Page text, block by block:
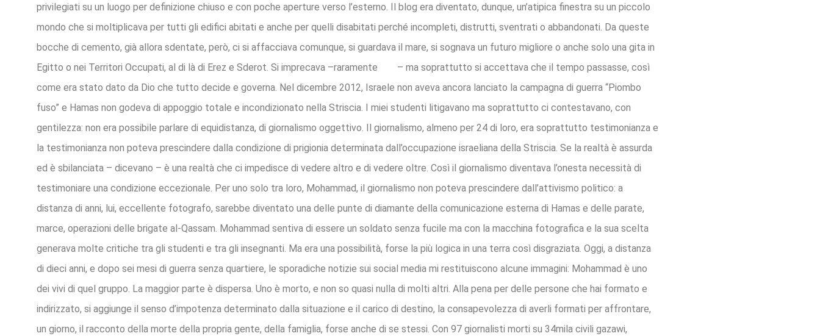
privilegiati su un luogo per definizione chiuso e con poche aperture verso l’esterno. Il blog era diventato, dunque, un’atipica finestra su un piccolo
mondo che si moltiplicava per tutti gli edifici abitati e anche per quelli disabitati perché incompleti, distrutti, sventrati o abbandonati. Da queste
bocche di cemento, già allora sdentate, però, ci si affacciava comunque, si guardava il mare, si sognava un futuro migliore o anche solo una gita in
Egitto o nei Territori Occupati, al di là di Erez e Sderot. Si imprecava –raramente
– ma soprattutto si accettava che il tempo passasse, così
come era stato dato da Dio che tutto decide e governa. Nel dicembre 2012, Israele non aveva ancora lanciato la campagna di guerra “Piombo
fuso” e Hamas non godeva di appoggio totale e incondizionato nella Striscia. I miei studenti litigavano ma soprattutto ci contestavano, con
gentilezza: non era possibile parlare di equidistanza, di giornalismo oggettivo. Il giornalismo, almeno per 24 di loro, era soprattutto testimonianza e
la testimonianza non poteva prescindere dalla condizione di prigionia determinata dall’occupazione israeliana della Striscia. Se la realtà è assurda
ed è sbilanciata – dicevano – è una realtà che ci impedisce di vedere altro e di vedere oltre. Così il giornalismo diventava l’onesta necessità di
testimoniare una condizione eccezionale. Per uno solo tra loro, Mohammad, il giornalismo non poteva prescindere dall’attivismo politico: a
distanza di anni, lui, eccellente fotografo, sarebbe diventato una delle punte di diamante della comunicazione esterna di Hamas e delle parate,
marce, operazioni delle brigate al-Qassam. Mohammad sentiva di essere un soldato senza fucile ma con la macchina fotografica e la sua scelta
generava molte critiche tra gli studenti e tra gli insegnanti. Ma era una possibilità, forse la più logica in una terra così disgraziata. Oggi, a distanza
di dieci anni, e dopo sei mesi di guerra senza quartiere, le sporadiche notizie sui social media mi restituiscono alcune immagini: Mohammad è uno
dei vivi di quel gruppo. La maggior parte è dispersa. Uno è morto, e non so quasi nulla di molti altri. Alla pena per delle persone che hai formato e
indirizzato, si aggiunge il senso d’impotenza determinato dalla situazione e il carico di destino, la consapevolezza di averli formati per affrontare,
un giorno, il racconto della morte della propria gente, della famiglia, forse anche di se stessi. Con 97 giornalisti morti su 34mila civili gazawi,